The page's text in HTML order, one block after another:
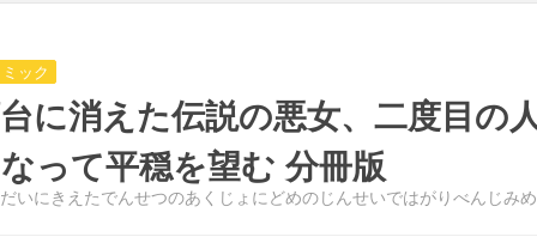
ック
に消えた伝説の悪女、二度目の
って平穏を望む 分冊版
いにきえたでんせつのあくじょにどめのじんせいではがりべんじみ